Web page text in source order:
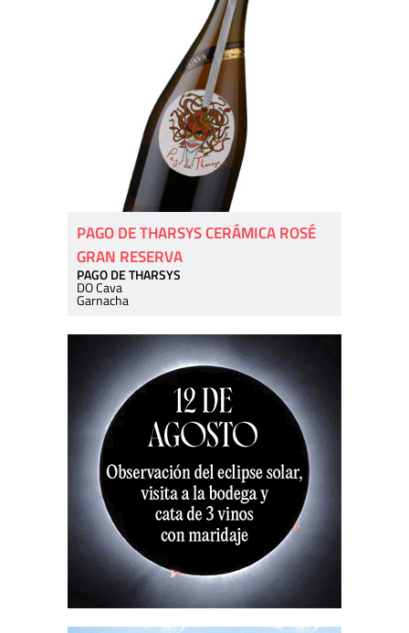
PAGO DE THARSYS CERÁMICA ROSÉ
GRAN RESERVA
PAGO DE THARSYS
DO Cava
Garnacha